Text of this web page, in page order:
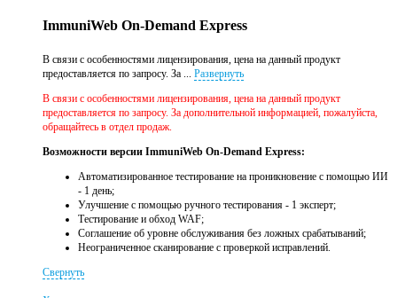
ImmuniWeb On-Demand Express
В связи с особенностями лицензирования, цена на данный продукт
предоставляется по запросу. За ... Развернуть
В связи с особенностями лицензирования, цена на данный продукт
предоставляется по запросу. За дополнительной информацией, пожалуйста,
обращайтесь в отдел продаж.
Возможности версии ImmuniWeb On-Demand Express:
Автоматизированное тестирование на проникновение с помощью ИИ
- 1 день;
Улучшение с помощью ручного тестирования - 1 эксперт;
Тестирование и обход WAF;
Соглашение об уровне обслуживания без ложных срабатываний;
Неограниченное сканирование с проверкой исправлений.
Свернуть